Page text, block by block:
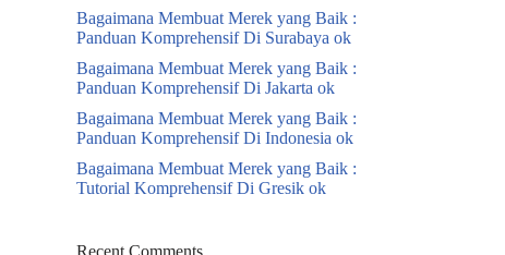
Bagaimana Membuat Merek yang Baik :
Panduan Komprehensif Di Surabaya ok
Bagaimana Membuat Merek yang Baik :
Panduan Komprehensif Di Jakarta ok
Bagaimana Membuat Merek yang Baik :
Panduan Komprehensif Di Indonesia ok
Bagaimana Membuat Merek yang Baik :
Tutorial Komprehensif Di Gresik ok
Recent Comments